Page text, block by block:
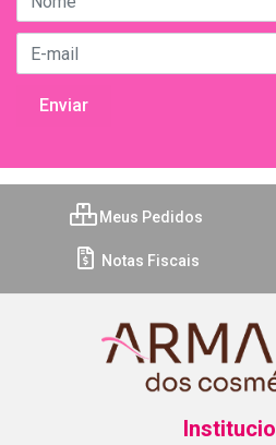
Meus Pedidos
Notas Fiscais